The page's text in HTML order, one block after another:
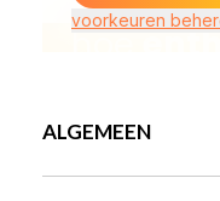
ALGEMEEN